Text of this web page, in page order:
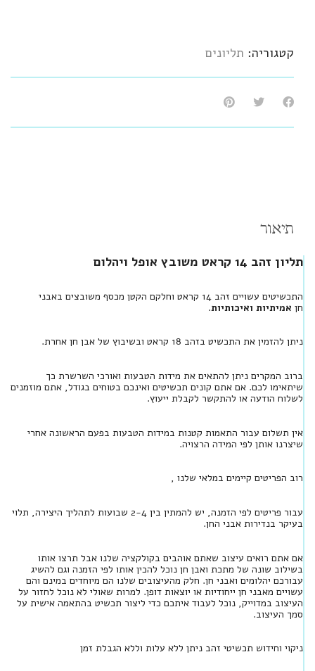
קטגוריה: תליונים
תיאור
תליון זהב 14 קראט משובץ אופל ויהלום
התכשיטים עשויים זהב 14 קראט וחלקם הקטן מכסף משובצים באבני
חן אמיתיות ואיכותיות.
ניתן להזמין את התכשיט בזהב 18 קראט ובשיבוץ של אבן חן אחרת.
ברוב המקרים ניתן להתאים את מידות הטבעות ואורכי השרשרת כך
שיתאימו לכם. אם אתם קונים תכשיטים ואינכם בטוחים בגודל, אתם מוזמנים
לשלוח הודעה או להתקשר לקבלת ייעוץ.
אין תשלום עבור התאמות קטנות במידות הטבעות בפעם הראשונה אחרי
שיצרנו אותן לפי המידה הרצויה.
רוב הפריטים קיימים במלאי שלנו ,
עבור פריטים לפי הזמנה, יש להמתין בין 2-4 שבועות לתהליך היצירה, תלוי
בעיקר בנדירות אבני החן.
אם אתם רואים עיצוב שאתם אוהבים בקולקציה שלנו אבל תרצו אותו
בשילוב שונה של מתכת ואבן חן נוכל להכין אותו לפי הזמנה וגם להשיג
עבורכם יהלומים ואבני חן. חלק מהעיצובים שלנו הם מיוחדים במינם והם
עשויים מאבני חן ייחודיות או יוצאות דופן. למרות שאולי לא נוכל לחזור על
העיצוב במדוייק, נוכל לעבוד איתכם כדי ליצור תכשיט בהתאמה אישית על
סמך העיצוב.
ניקוי וחידוש תכשיטי זהב ניתן ללא עלות וללא הגבלת זמן